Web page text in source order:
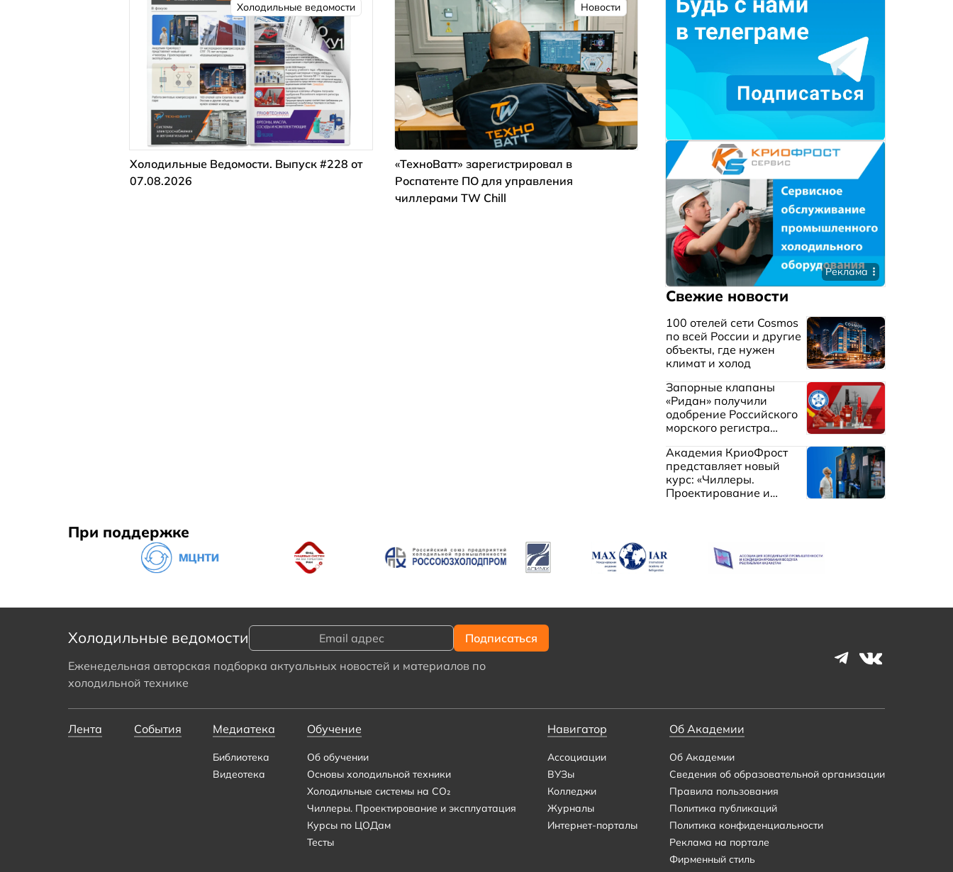
Холодильные ведомости
Холодильные Ведомости. Выпуск #228 от
07.08.2026
Новости
«ТехноВатт» зарегистрировал в
Роспатенте ПО для управления
чиллерами TW Chill
Реклама
Свежие новости
100 отелей сети Cosmos
по всей России и другие
объекты, где нужен
климат и холод
Запорные клапаны
«Ридан» получили
одобрение Российского
морского регистра
Академия КриоФрост
представляет новый
курс: «Чиллеры.
Проектирование и
При поддержке
Холодильные ведомости
Еженедельная авторская подборка актуальных новостей и материалов по
холодильной технике
Лента События Медиатека
Библиотека
Видеотека
Обучение
Об обучении
Основы холодильной техники
Холодильные системы на CO₂
Чиллеры. Проектирование и эксплуатация
Курсы по ЦОДам
Тесты
Навигатор
Ассоциации
ВУЗы
Колледжи
Журналы
Интернет-порталы
Об Академии
Об Академии
Сведения об образовательной организации
Правила пользования
Политика публикаций
Политика конфиденциальности
Реклама на портале
Фирменный стиль